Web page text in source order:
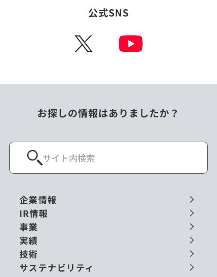
公式SNS
X
お探しの情報はありましたか？
企業情報
IR情報
事業
実績
技術
サステナビリティ